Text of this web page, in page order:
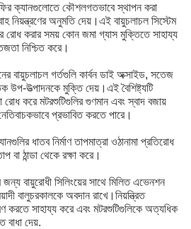
ক্যানগুলোতে কৌশলগতভাবে স্থাপন করা
নিয়ন্ত্রণের অনুমতি দেয়।এই বায়ুচলাচল সিস্টেম
রোধ করার সময় কোন জমা গ্যাস মুক্তিতে সাহায্য
নিশ্চিত করে।
বায়ুচলাচল গর্তগুলি কার্বন ডাই অক্সাইড, সতেজ
উপ-উত্পাদনকে মুক্তি দেয়।এই বৈশিষ্ট্যটি
করে মটরশুটিগুলির গুণমান এবং স্বাদ বজায়
প্রভাবিত করতে পারে।
ধাতব নির্মাণ তাপমাত্রা ওঠানামা প্রতিরোধ
ঠান্ডা থেকে রক্ষা করে।
বায়ুরোধী সিলিংয়ের সাথে মিলিত এভেনশন
বালুচরকালকে অবদান রাখে।নিয়ন্ত্রিত
করতে সাহায্য করে এবং মটরশুটিগুলিকে অত্যধিক
বাধা দেয়.